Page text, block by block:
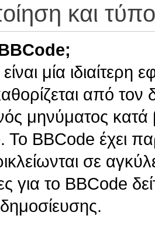
και
BBCode;
μία
από τον
μηνύματος
Το BBCode έχει
σε
για το BBCode